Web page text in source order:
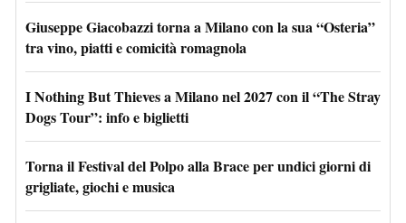
Giuseppe Giacobazzi torna a Milano con la sua “Osteria”
tra vino, piatti e comicità romagnola
I Nothing But Thieves a Milano nel 2027 con il “The Stray
Dogs Tour”: info e biglietti
Torna il Festival del Polpo alla Brace per undici giorni di
grigliate, giochi e musica